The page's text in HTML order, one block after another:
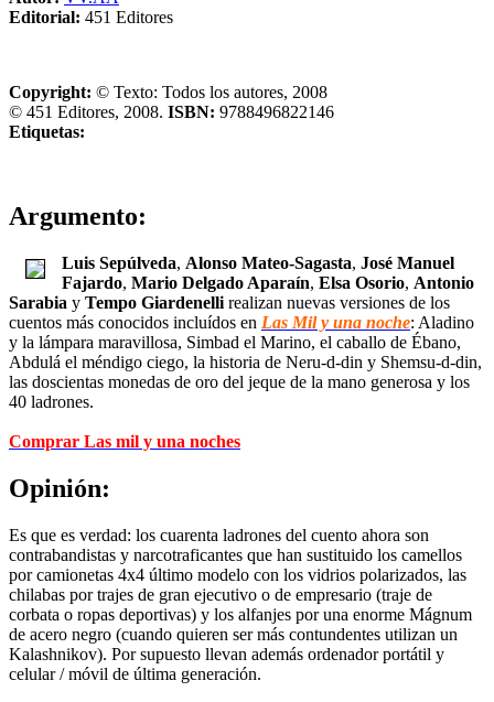
Editorial: 451 Editores
Copyright: © Texto: Todos los autores, 2008
© 451 Editores, 2008. ISBN: 9788496822146
Etiquetas:
Argumento:
Luis Sepúlveda, Alonso Mateo-Sagasta, José Manuel
Fajardo, Mario Delgado Aparaín, Elsa Osorio, Antonio
Sarabia y Tempo Giardenelli realizan nuevas versiones de los
cuentos más conocidos incluídos en Las Mil y una noche: Aladino
y la lámpara maravillosa, Simbad el Marino, el caballo de Ébano,
Abdulá el méndigo ciego, la historia de Neru-d-din y Shemsu-d-din,
las doscientas monedas de oro del jeque de la mano generosa y los
40 ladrones.
Comprar Las mil y una noches
Opinión:
Es que es verdad: los cuarenta ladrones del cuento ahora son
contrabandistas y narcotraficantes que han sustituido los camellos
por camionetas 4x4 último modelo con los vidrios polarizados, las
chilabas por trajes de gran ejecutivo o de empresario (traje de
corbata o ropas deportivas) y los alfanjes por una enorme Mágnum
de acero negro (cuando quieren ser más contundentes utilizan un
Kalashnikov). Por supuesto llevan además ordenador portátil y
celular / móvil de última generación.